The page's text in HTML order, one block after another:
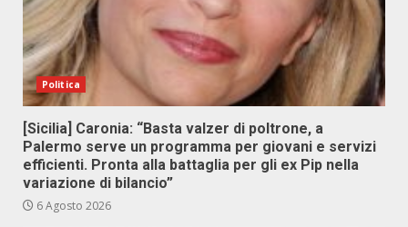
Politica
[Sicilia] Caronia: “Basta valzer di poltrone, a
Palermo serve un programma per giovani e servizi
efficienti. Pronta alla battaglia per gli ex Pip nella
variazione di bilancio”
6 Agosto 2026